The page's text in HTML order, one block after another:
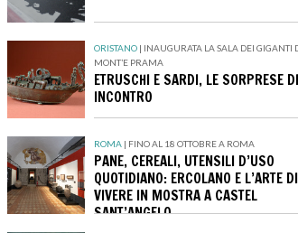
ORISTANO | INAUGURATA LA SALA DEI GIGANTI
MONT’E PRAMA
ETRUSCHI E SARDI, LE SORPRESE
INCONTRO
ROMA | FINO AL 18 OTTOBRE A ROMA
PANE, CEREALI, UTENSILI D’USO
QUOTIDIANO: ERCOLANO E L’ARTE DI
VIVERE IN MOSTRA A CASTEL
SANT’ANGELO